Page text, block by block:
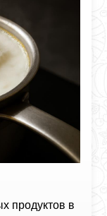
продуктов в